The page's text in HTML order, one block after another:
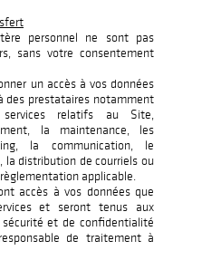
personnel ne sont pas
sans votre consentement
un accès à vos données
des prestataires notamment
relatifs au Site,
la maintenance, les
la communication, le
distribution de courriels ou
applicable.
accès à vos données que
et seront tenus aux
et de confidentialité
de traitement à